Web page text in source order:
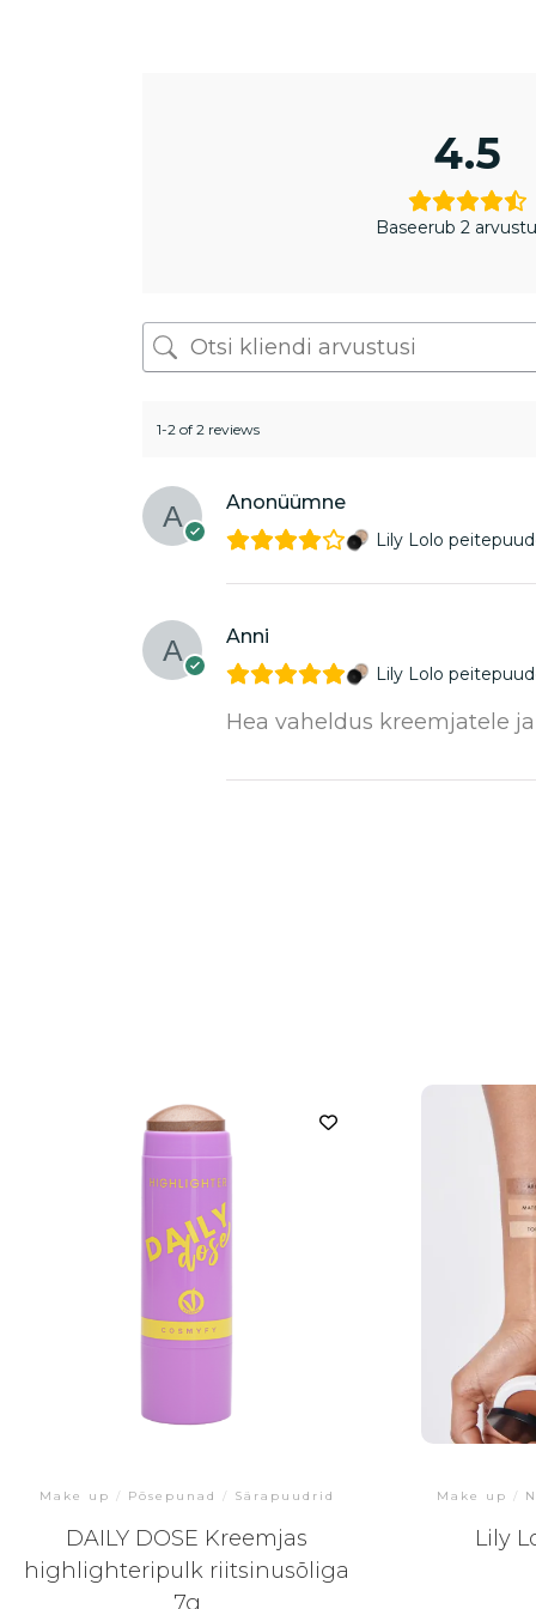
4.5
Baseerub 2
1-2 of 2 reviews
Anonüümne
Lily Lolo
Anni
Lily Lolo
Hea vaheldus kreemjatele
Make up / Põsepunad / Särapuudrid
DAILY DOSE Kreemjas
highlighteripulk riitsinusõliga
7g
Make up /
Lily